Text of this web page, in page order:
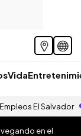
Vida
Empleos El Salvador
en el